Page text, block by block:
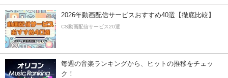
2026年動画配信サービスおすすめ40選【徹底比較】
CS動画配信サービス20選
毎週の音楽ランキングから、ヒットの推移をチェッ
ク！